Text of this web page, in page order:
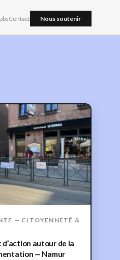
Contact Nous soutenir
— CITOYENNETÉ &
autour de la
— Namur